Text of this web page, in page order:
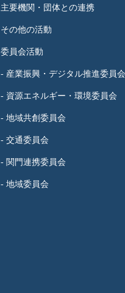
主要機関・団体との連携
その他の活動
委員会活動
- 産業振興・デジタル推進委員会
- 資源エネルギー・環境委員会
- 地域共創委員会
- 交通委員会
- 関門連携委員会
- 地域委員会